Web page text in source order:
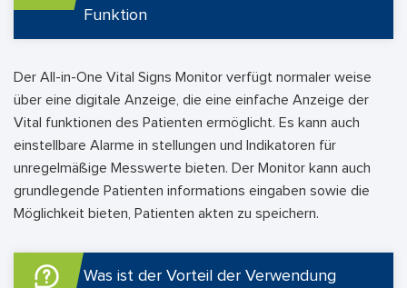
Funktion
Der All-in-One Vital Signs Monitor verfügt normaler weise
über eine digitale Anzeige, die eine einfache Anzeige der
Vital funktionen des Patienten ermöglicht. Es kann auch
einstellbare Alarme in stellungen und Indikatoren für
unregelmäßige Messwerte bieten. Der Monitor kann auch
grundlegende Patienten informations eingaben sowie die
Möglichkeit bieten, Patienten akten zu speichern.
Was ist der Vorteil der Verwendung